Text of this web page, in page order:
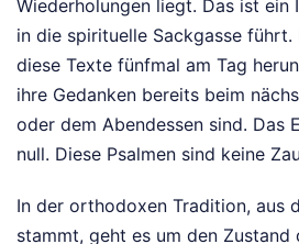
Wiederholungen liegt. Das ist ein
in die spirituelle Sackgasse führt.
diese Texte fünfmal am Tag
ihre Gedanken bereits beim
oder dem Abendessen sind. Das
null. Diese Psalmen sind keine
In der orthodoxen Tradition, aus
stammt, geht es um den Zustand